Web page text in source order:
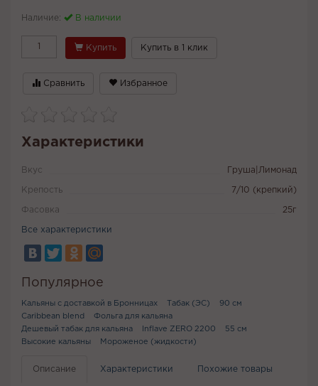
Наличие: В наличии
Купить Купить в 1 клик
Сравнить Избранное
Характеристики
Вкус Груша|Лимонад
Крепость 7/10 (крепкий)
Фасовка 25г
Все характеристики
Популярное
Кальяны с доставкой в Бронницах Табак (ЭС)
90 см
Caribbean blend
Фольга для кальяна
Дешевый табак для кальяна
Inflave ZERO 2200
55 см
Высокие кальяны
Мороженое (жидкости)
Описание Характеристики Похожие товары